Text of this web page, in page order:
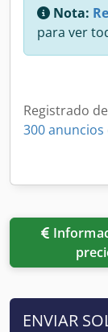
Nota:
para ver
Registrado
300
ENVIAR